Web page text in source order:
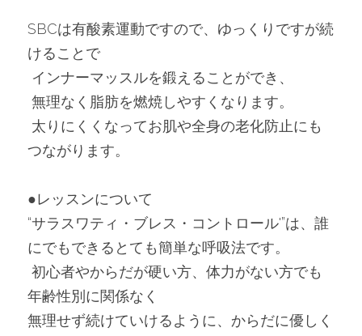
SBCは有酸素運動ですので、ゆっくりですが続
けることで
インナーマッスルを鍛えることができ、
無理なく脂肪を燃焼しやすくなります。
つながります。
●レッスンについて
“サラスワティ・ブレス・コントロール'”は、誰
にでもできるとても簡単な呼吸法です。
年齢性別に関係なく
無理せず続けていけるように、からだに優しく